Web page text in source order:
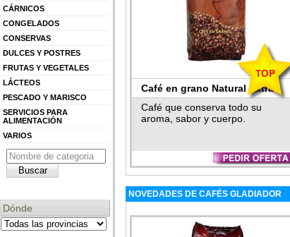
CÁRNICOS
CONGELADOS
CONSERVAS
DULCES Y POSTRES
FRUTAS Y VEGETALES
LÁCTEOS
PESCADO Y MARISCO
SERVICIOS PARA
ALIMENTACIÓN
VARIOS
Dónde
Café en grano Natural Extra
Café que conserva todo su
aroma, sabor y cuerpo.
NOVEDADES DE CAFÉS GLADIADOR